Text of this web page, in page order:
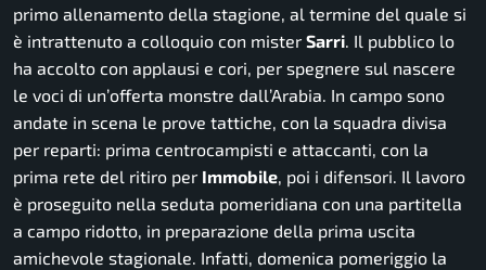
primo allenamento della stagione, al termine del quale si
è intrattenuto a colloquio con mister Sarri. Il pubblico lo
ha accolto con applausi e cori, per spegnere sul nascere
le voci di un’offerta monstre dall’Arabia. In campo sono
andate in scena le prove tattiche, con la squadra divisa
per reparti: prima centrocampisti e attaccanti, con la
prima rete del ritiro per Immobile, poi i difensori. Il lavoro
è proseguito nella seduta pomeridiana con una partitella
a campo ridotto, in preparazione della prima uscita
amichevole stagionale. Infatti, domenica pomeriggio la